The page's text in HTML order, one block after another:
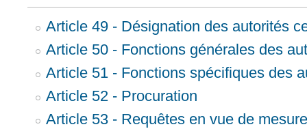
Article 49 - Désignation des autorités
Article 50 - Fonctions générales des
Article 51 - Fonctions spécifiques des
Article 52 - Procuration
Article 53 - Requêtes en vue de